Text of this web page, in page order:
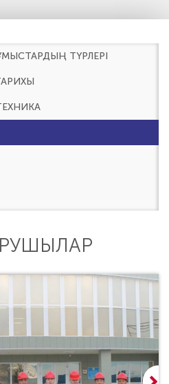
ТҮРЛЕРІ